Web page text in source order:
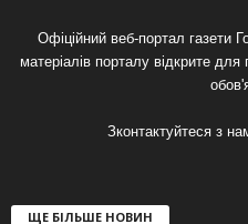
Офіційний веб-портал газети
матеріалів порталу відкрите
Зконтактуйтеся з
ЩЕ БІЛЬШЕ НОВИН